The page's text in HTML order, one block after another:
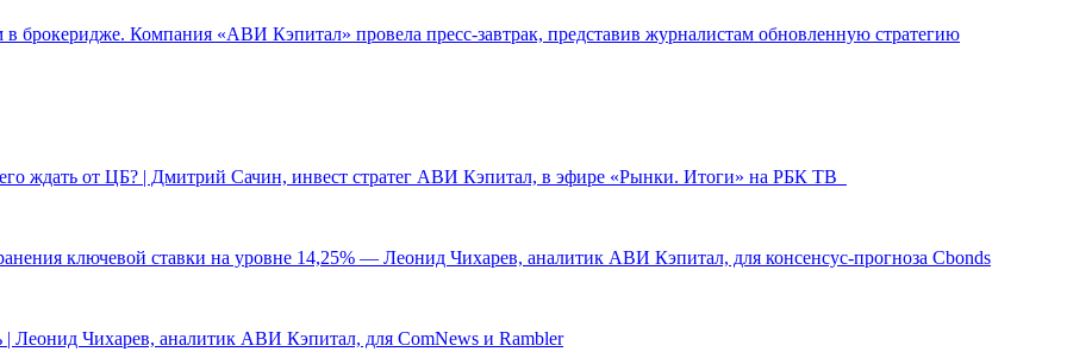
в брокеридже. Компания «АВИ Кэпитал» провела пресс-завтрак, представив журналистам обновленную стратегию
ждать от ЦБ? | Дмитрий Сачин, инвест стратег АВИ Кэпитал, в эфире «Рынки. Итоги» на РБК ТВ
ключевой ставки на уровне 14,25% — Леонид Чихарев, аналитик АВИ Кэпитал, для консенсус-прогноза Cbonds
Леонид Чихарев, аналитик АВИ Кэпитал, для ComNews и Rambler